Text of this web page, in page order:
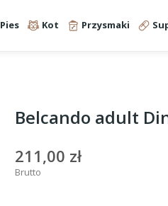
Pies Kot Przysmaki
Belcando adult
211,00 zł
Brutto